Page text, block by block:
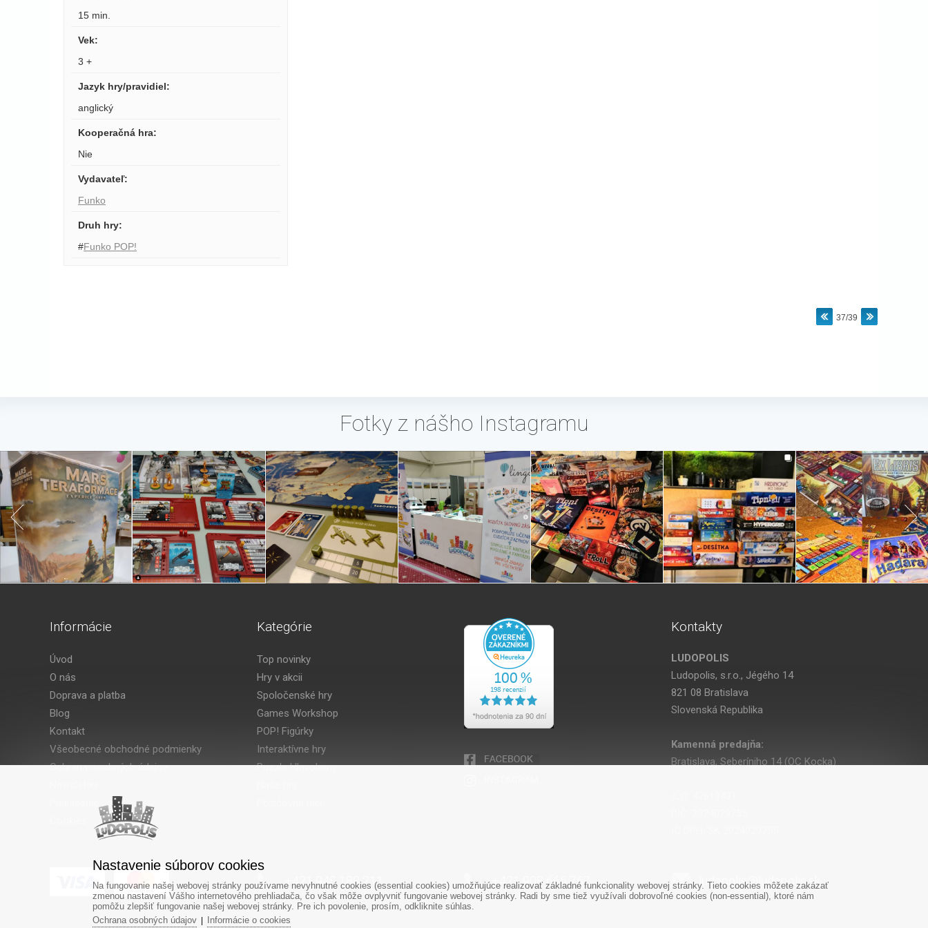
15 min.
Vek:
3 +
Jazyk hry/pravidiel:
anglický
Kooperačná hra:
Nie
Vydavateľ:
Funko
Druh hry:
#Funko POP!
37/39
Fotky z nášho Instagramu
Informácie
Úvod
O nás
Doprava a platba
Blog
Kontakt
Všeobecné obchodné podmienky
Ochrana osobných údajov
Kategórie
Top novinky
Hry v akcii
Spoločenské hry
Games Workshop
POP! Figúrky
Interaktívne hry
Puzzle Hlavolamy
Kontakty
LUDOPOLIS
Ludopolis, s.r.o., Jégého 14
821 08 Bratislava
Slovenská Republika
Kamenná predajňa:
Bratislava, Seberíniho 14 (OC Kocka)
‎+421 948 188 211 +421 908 666 767 ludopolis@ludopolis.sk
Nastavenie súborov cookies
Na fungovanie našej webovej stránky používame nevyhnutné cookies (essential cookies) umožňujúce realizovať základné funkcionality webovej stránky. Tieto cookies môžete zakázať
zmenou nastavení Vášho internetového prehliadača, čo však môže ovplyvniť fungovanie webovej stránky. Radi by sme tiež využívali dobrovoľné cookies (non-essential), ktoré nám
pomôžu zlepšiť fungovanie našej webovej stránky. Pre ich povolenie, prosím, odkliknite súhlas.
Ochrana osobných údajov
Informácie o cookies